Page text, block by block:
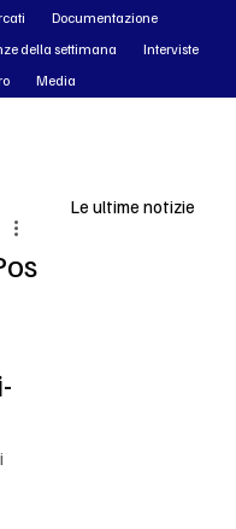
Le ultime notizie
Documentazione
della settimana
Interviste
Media